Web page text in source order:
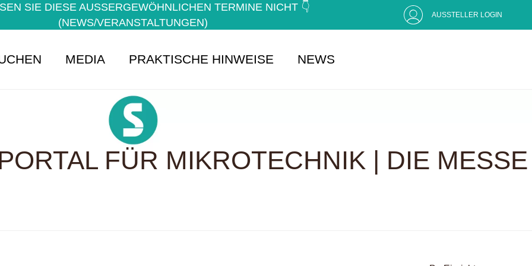
SIE DIESE AUSSERGEWÖHNLICHEN TERMINE NICHT 👇 (
NEWS/VERANSTALTUNGEN)
AUSSTELLER LOGIN
MEDIA PRAKTISCHE HINWEISE NEWS
FÜR MIKROTECHNIK | DIE MESSE